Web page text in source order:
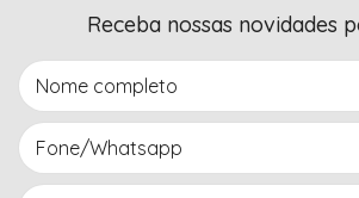
Receba nossas novidades